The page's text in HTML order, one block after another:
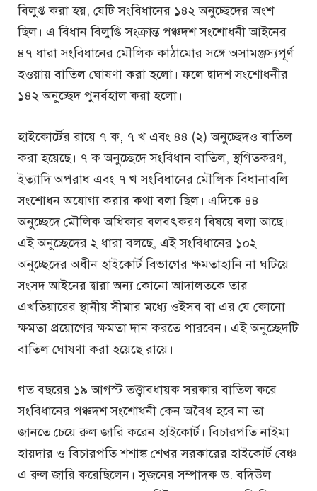
বিলুপ্ত করা হয়, যেটি সংবিধানের ১৪২ অনুচ্ছেদের অংশ
ছিল। এ বিধান বিলুপ্তি সংক্রান্ত পঞ্চদশ সংশোধনী আইনের
৪৭ ধারা সংবিধানের মৌলিক কাঠামোর সঙ্গে অসামঞ্জস্যপূর্ণ
হওয়ায় বাতিল ঘোষণা করা হলো। ফলে দ্বাদশ সংশোধনীর
১৪২ অনুচ্ছেদ পুনর্বহাল করা হলো।
হাইকোর্টের রায়ে ৭ ক, ৭ খ এবং ৪৪ (২) অনুচ্ছেদও বাতিল
করা হয়েছে। ৭ ক অনুচ্ছেদে সংবিধান বাতিল, স্থগিতকরণ,
ইত্যাদি অপরাধ এবং ৭ খ সংবিধানের মৌলিক বিধানাবলি
সংশোধন অযোগ্য করার কথা বলা ছিল। এদিকে ৪৪
অনুচ্ছেদে মৌলিক অধিকার বলবৎকরণ বিষয়ে বলা আছে।
এই অনুচ্ছেদের ২ ধারা বলছে, এই সংবিধানের ১০২
অনুচ্ছেদের অধীন হাইকোর্ট বিভাগের ক্ষমতাহানি না ঘটিয়ে
সংসদ আইনের দ্বারা অন্য কোনো আদালতকে তার
এখতিয়ারের স্থানীয় সীমার মধ্যে ওইসব বা এর যে কোনো
ক্ষমতা প্রয়োগের ক্ষমতা দান করতে পারবেন। এই অনুচ্ছেদটি
বাতিল ঘোষণা করা হয়েছে রায়ে।
গত বছরের ১৯ আগস্ট তত্ত্বাবধায়ক সরকার বাতিল করে
সংবিধানের পঞ্চদশ সংশোধনী কেন অবৈধ হবে না তা
জানতে চেয়ে রুল জারি করেন হাইকোর্ট। বিচারপতি নাইমা
হায়দার ও বিচারপতি শশাঙ্ক শেখর সরকারের হাইকোর্ট বেঞ্চ
এ রুল জারি করেছিলেন। সুজনের সম্পাদক ড. বদিউল